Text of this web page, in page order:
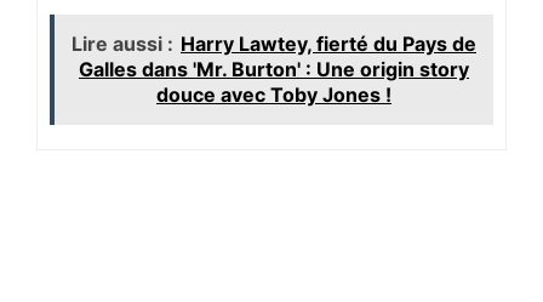
Lire aussi : Harry Lawtey, fierté du Pays de
Galles dans 'Mr. Burton' : Une origin story
douce avec Toby Jones !